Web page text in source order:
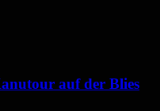
auf der Blies